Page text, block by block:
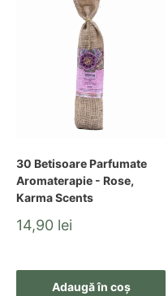
30 Betisoare Parfumate
Aromaterapie - Rose,
Karma Scents
Pret
redus
14,90 lei
Adaugă în coș